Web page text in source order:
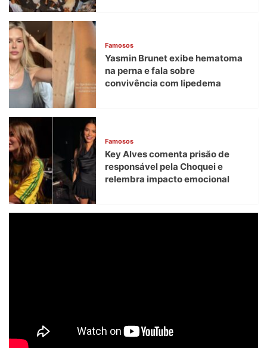
Famosos
Yasmin Brunet exibe hematoma
na perna e fala sobre
convivência com lipedema
Famosos
Key Alves comenta prisão de
responsável pela Choquei e
relembra impacto emocional